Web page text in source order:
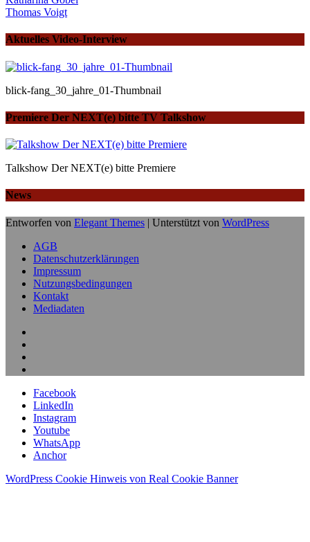
Thomas Voigt
Aktuelles Video-Interview
blick-fang_30_jahre_01-Thumbnail
Premiere Der NEXT(e) bitte TV Talkshow
Talkshow Der NEXT(e) bitte Premiere
News
Entworfen von Elegant Themes | Unterstützt von WordPress
AGB
Datenschutzerklärungen
Impressum
Nutzungsbedingungen
Kontakt
Mediadaten
Facebook
LinkedIn
Instagram
Youtube
WhatsApp
Anchor
WordPress Cookie Hinweis von Real Cookie Banner